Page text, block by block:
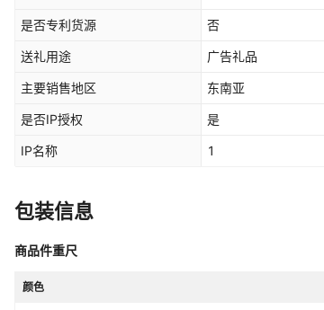
是否专利货源 否
送礼用途 广告礼品
主要销售地区 东南亚
是否IP授权 是
IP名称 1
包装信息
商品件重尺
颜色